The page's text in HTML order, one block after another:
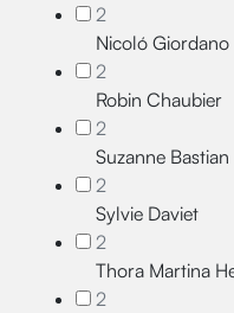
2
Nicoló Giordano
2
Robin Chaubier
2
Suzanne Bastian
2
Sylvie Daviet
2
Thora Martina
2